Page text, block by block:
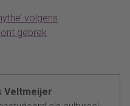
volgens
gebrek
Veltmeijer